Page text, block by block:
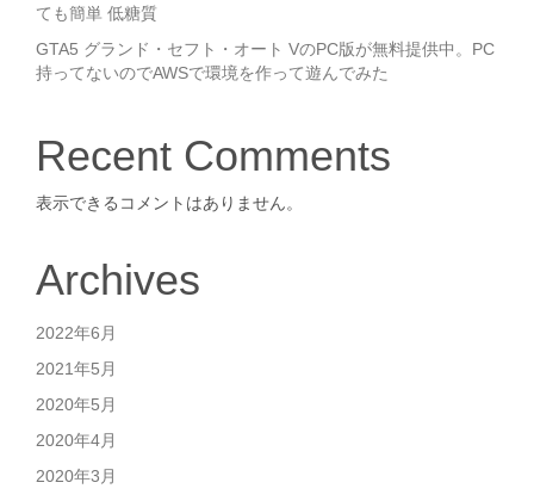
ても簡単 低糖質
GTA5 グランド・セフト・オート VのPC版が無料提供中。PC
持ってないのでAWSで環境を作って遊んでみた
Recent Comments
表示できるコメントはありません。
Archives
2022年6月
2021年5月
2020年5月
2020年4月
2020年3月